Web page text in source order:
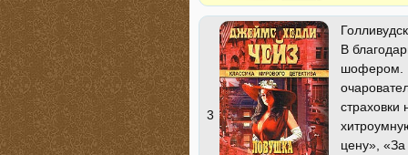
3
В
шофером.
страховки
цену»,